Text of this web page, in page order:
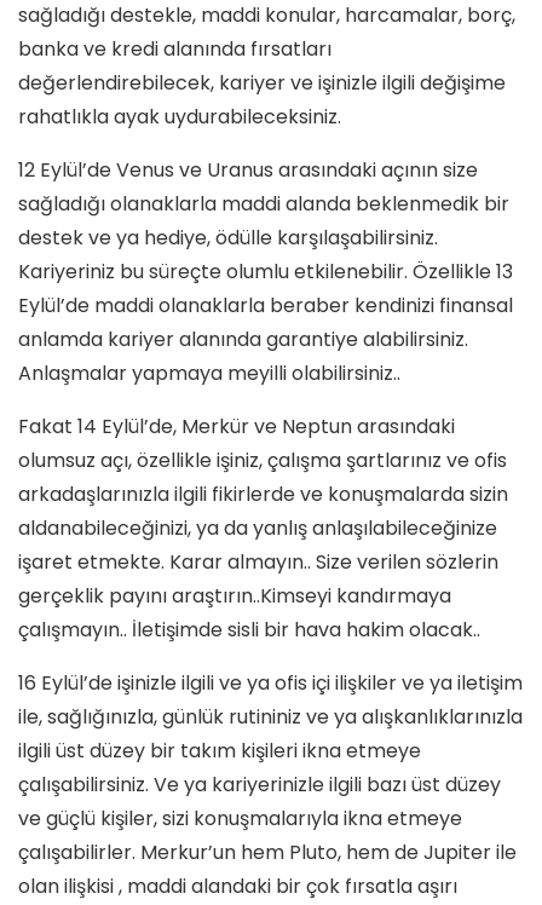
sağladığı destekle, maddi konular, harcamalar, borç,
banka ve kredi alanında fırsatları
değerlendirebilecek, kariyer ve işinizle ilgili değişime
rahatlıkla ayak uydurabileceksiniz.
12 Eylül’de Venus ve Uranus arasındaki açının size
sağladığı olanaklarla maddi alanda beklenmedik bir
destek ve ya hediye, ödülle karşılaşabilirsiniz.
Kariyeriniz bu süreçte olumlu etkilenebilir. Özellikle 13
Eylül’de maddi olanaklarla beraber kendinizi finansal
anlamda kariyer alanında garantiye alabilirsiniz.
Anlaşmalar yapmaya meyilli olabilirsiniz..
Fakat 14 Eylül’de, Merkür ve Neptun arasındaki
olumsuz açı, özellikle işiniz, çalışma şartlarınız ve ofis
arkadaşlarınızla ilgili fikirlerde ve konuşmalarda sizin
aldanabileceğinizi, ya da yanlış anlaşılabileceğinize
işaret etmekte. Karar almayın.. Size verilen sözlerin
gerçeklik payını araştırın..Kimseyi kandırmaya
çalışmayın.. İletişimde sisli bir hava hakim olacak..
16 Eylül’de işinizle ilgili ve ya ofis içi ilişkiler ve ya iletişim
ile, sağlığınızla, günlük rutininiz ve ya alışkanlıklarınızla
ilgili üst düzey bir takım kişileri ikna etmeye
çalışabilirsiniz. Ve ya kariyerinizle ilgili bazı üst düzey
ve güçlü kişiler, sizi konuşmalarıyla ikna etmeye
çalışabilirler. Merkur’un hem Pluto, hem de Jupiter ile
olan ilişkisi , maddi alandaki bir çok fırsatla aşırı